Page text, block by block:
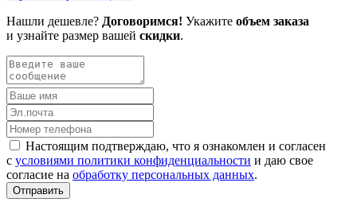
Нашли дешевле? Договоримся! Укажите объем заказа
и узнайте размер вашей скидки.
Настоящим подтверждаю, что я ознакомлен и согласен
с условиями политики конфиденциальности и даю свое
согласие на обработку персональных данных.
Отправить